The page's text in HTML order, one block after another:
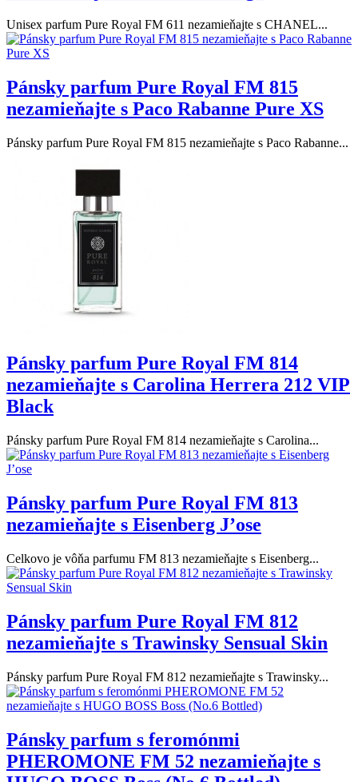
Unisex parfum Pure Royal FM 611 nezamieňajte s CHANEL...
Pánsky parfum Pure Royal FM 815
nezamieňajte s Paco Rabanne Pure XS
Pánsky parfum Pure Royal FM 815 nezamieňajte s Paco Rabanne...
Pánsky parfum Pure Royal FM 814
nezamieňajte s Carolina Herrera 212 VIP
Black
Pánsky parfum Pure Royal FM 814 nezamieňajte s Carolina...
Pánsky parfum Pure Royal FM 813
nezamieňajte s Eisenberg J’ose
Celkovo je vôňa parfumu FM 813 nezamieňajte s Eisenberg...
Pánsky parfum Pure Royal FM 812
nezamieňajte s Trawinsky Sensual Skin
Pánsky parfum Pure Royal FM 812 nezamieňajte s Trawinsky...
Pánsky parfum s feromónmi
PHEROMONE FM 52 nezamieňajte s